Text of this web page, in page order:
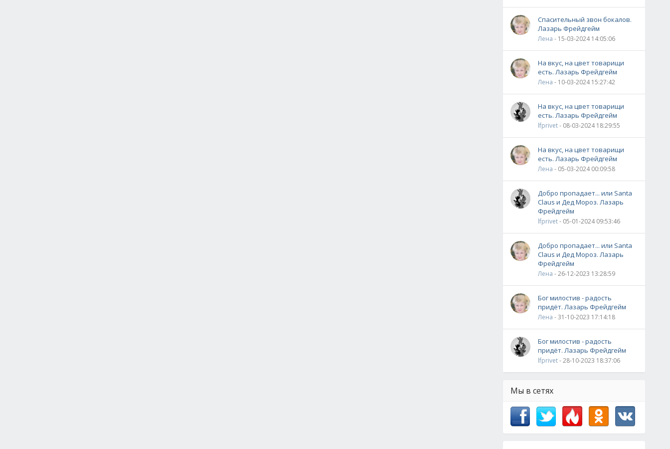
Спасительный звон бокалов.
Лазарь Фрейдгейм
Лена - 15-03-2024 14:05:06
На вкус, на цвет товарищи
есть. Лазарь Фрейдгейм
Лена - 10-03-2024 15:27:42
На вкус, на цвет товарищи
есть. Лазарь Фрейдгейм
lfprivet- 08-03-2024 18:29:55
На вкус, на цвет товарищи
есть. Лазарь Фрейдгейм
Лена - 05-03-2024 00:09:58
Добро пропадает... или Santa
Claus и Дед Мороз. Лазарь
Фрейдгейм
lfprivet- 05-01-2024 09:53:46
Добро пропадает... или Santa
Claus и Дед Мороз. Лазарь
Фрейдгейм
Лена - 26-12-2023 13:28:59
Бог милостив - радость
придёт. Лазарь Фрейдгейм
Лена - 31-10-2023 17:14:18
Бог милостив - радость
придёт. Лазарь Фрейдгейм
lfprivet- 28-10-2023 18:37:06
Мы в сетях